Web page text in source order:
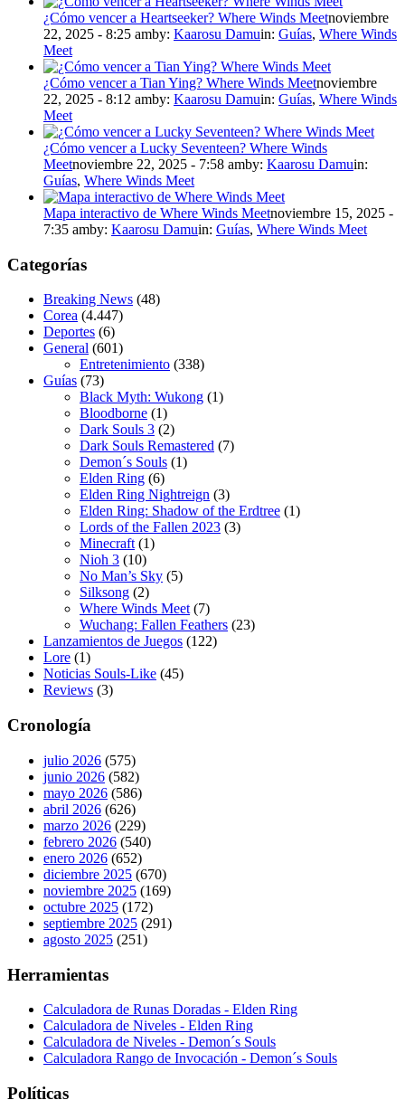
¿Cómo vencer a Heartseeker? Where Winds Meetnoviembre
22, 2025 - 8:25 amby: Kaarosu Damuin: Guías, Where Winds
Meet
¿Cómo vencer a Tian Ying? Where Winds Meetnoviembre
22, 2025 - 8:12 amby: Kaarosu Damuin: Guías, Where Winds
Meet
¿Cómo vencer a Lucky Seventeen? Where Winds
Meetnoviembre 22, 2025 - 7:58 amby: Kaarosu Damuin:
Guías, Where Winds Meet
Mapa interactivo de Where Winds Meetnoviembre 15, 2025 -
7:35 amby: Kaarosu Damuin: Guías, Where Winds Meet
Categorías
Breaking News (48)
Corea (4.447)
Deportes (6)
General (601)
Entretenimiento (338)
Guías (73)
Black Myth: Wukong (1)
Bloodborne (1)
Dark Souls 3 (2)
Dark Souls Remastered (7)
Demon´s Souls (1)
Elden Ring (6)
Elden Ring Nightreign (3)
Elden Ring: Shadow of the Erdtree (1)
Lords of the Fallen 2023 (3)
Minecraft (1)
Nioh 3 (10)
No Man’s Sky (5)
Silksong (2)
Where Winds Meet (7)
Wuchang: Fallen Feathers (23)
Lanzamientos de Juegos (122)
Lore (1)
Noticias Souls-Like (45)
Reviews (3)
Cronología
julio 2026 (575)
junio 2026 (582)
mayo 2026 (586)
abril 2026 (626)
marzo 2026 (229)
febrero 2026 (540)
enero 2026 (652)
diciembre 2025 (670)
noviembre 2025 (169)
octubre 2025 (172)
septiembre 2025 (291)
agosto 2025 (251)
Herramientas
Calculadora de Runas Doradas - Elden Ring
Calculadora de Niveles - Elden Ring
Calculadora de Niveles - Demon´s Souls
Calculadora Rango de Invocación - Demon´s Souls
Políticas